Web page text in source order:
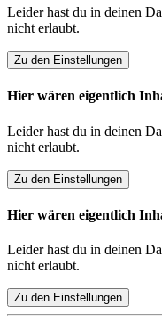
Leider hast du in deinen
nicht erlaubt.
Zu den Einstellungen
Hier wären eigentlich
Leider hast du in deinen
nicht erlaubt.
Zu den Einstellungen
Hier wären eigentlich
Leider hast du in deinen
nicht erlaubt.
Zu den Einstellungen